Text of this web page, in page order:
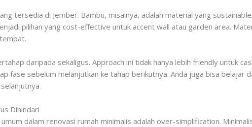
tersedia di Jember. Bambu, misalnya, adalah material yang
pilihan yang cost-effective untuk accent wall atau garden area.
daripada sekaligus. Approach ini tidak hanya lebih friendly untuk
fase sebelum melanjutkan ke tahap berikutnya. Anda juga bisa belajar
Dihindari
umum dalam renovasi rumah minimalis adalah over-simplification.